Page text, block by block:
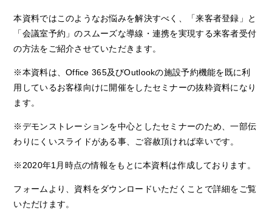
本資料ではこのようなお悩みを解決すべく、「来客者登録」と
「会議室予約」のスムーズな導線・連携を実現する来客者受付
の方法をご紹介させていただきます。
※本資料は、Office 365及びOutlookの施設予約機能を既に利
用しているお客様向けに開催をしたセミナーの抜粋資料になり
ます。
※デモンストレーションを中心としたセミナーのため、一部伝
わりにくいスライドがある事、ご容赦頂ければ幸いです。
※2020年1月時点の情報をもとに本資料は作成しております。
フォームより、資料をダウンロードいただくことで詳細をご覧
いただけます。